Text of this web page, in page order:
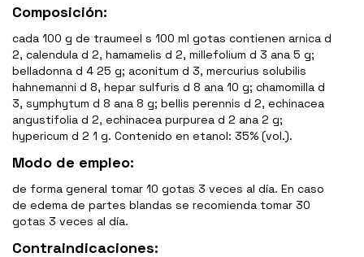
Composición:
cada 100 g de traumeel s 100 ml gotas contienen arnica d
2, calendula d 2, hamamelis d 2, millefolium d 3 ana 5 g;
belladonna d 4 25 g; aconitum d 3, mercurius solubilis
hahnemanni d 8, hepar sulfuris d 8 ana 10 g; chamomilla d
3, symphytum d 8 ana 8 g; bellis perennis d 2, echinacea
angustifolia d 2, echinacea purpurea d 2 ana 2 g;
hypericum d 2 1 g. Contenido en etanol: 35% (vol.).
Modo de empleo:
de forma general tomar 10 gotas 3 veces al día. En caso
de edema de partes blandas se recomienda tomar 30
gotas 3 veces al día.
Contraindicaciones: